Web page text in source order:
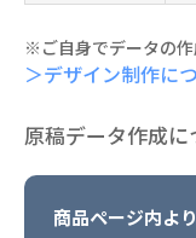
※ご自身でデータの作
＞デザイン制作に
原稿データ作成に
商品ページ内よ